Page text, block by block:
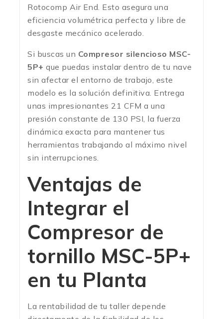
Rotocomp Air End. Esto asegura una
eficiencia volumétrica perfecta y libre de
desgaste mecánico acelerado.
Si buscas un Compresor silencioso MSC-
5P+ que puedas instalar dentro de tu nave
sin afectar el entorno de trabajo, este
modelo es la solución definitiva. Entrega
unas impresionantes 21 CFM a una
presión constante de 130 PSI, la fuerza
dinámica exacta para mantener tus
herramientas trabajando al máximo nivel
sin interrupciones.
Ventajas de
Integrar el
Compresor de
tornillo MSC-5P+
en tu Planta
La rentabilidad de tu taller depende